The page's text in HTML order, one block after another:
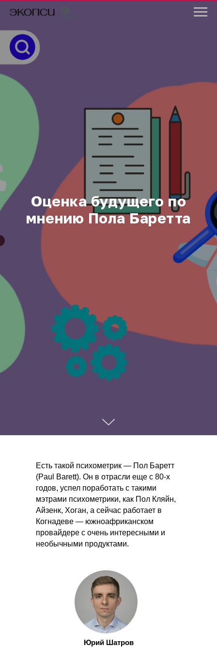
Оценка будущего по
мнению Пола Баретта
Есть такой психометрик — Пол Баретт
(Paul Barett). Он в отрасли еще с 80-х
годов, успел поработать с такими
мэтрами психометрики, как Пол Кляйн,
Айзенк, Хоган, а сейчас работает в
Когнадеве — южноафриканском
провайдере с очень интересными и
необычными продуктами.
Юрий Шатров